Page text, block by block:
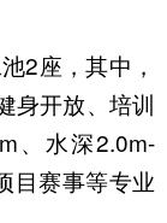
2座，其中，
身开放、培训
、水深2.0m-
目赛事等专业